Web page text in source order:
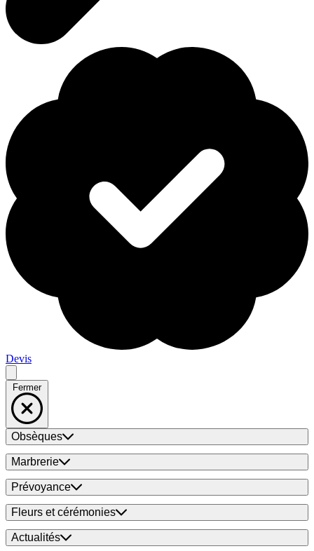
Devis
Fermer
Obsèques
Marbrerie
Prévoyance
Fleurs et cérémonies
Actualités